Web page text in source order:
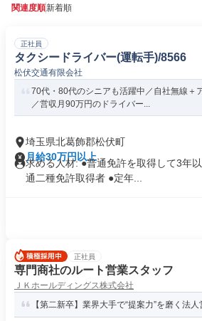
関連度順新着順
正社員
タクシードライバー(運転手)/8566
松伏交通有限会社
70代・80代のシニアも活躍中／自社無線＋
／営収月90万円のドライバー...
埼玉県北葛飾郡松伏町
月給30万円以上
求める人材: ●普通免許を取得して3年
通二種免許取得者 ●定年...
正社員
専門商社のルート営業スタッフ
ＪＫホールディングス株式会社
【第二新卒】業界大手で“提案力”を磨く法